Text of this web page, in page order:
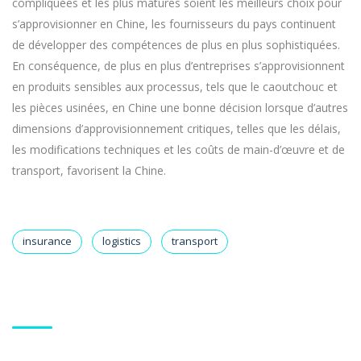
s’approvisionner en Chine, les fournisseurs du pays continuent
de développer des compétences de plus en plus sophistiquées.
En conséquence, de plus en plus d’entreprises s’approvisionnent
en produits sensibles aux processus, tels que le caoutchouc et
les pièces usinées, en Chine une bonne décision lorsque d’autres
dimensions d’approvisionnement critiques, telles que les délais,
les modifications techniques et les coûts de main-d’œuvre et de
transport, favorisent la Chine.
insurance logistics transport